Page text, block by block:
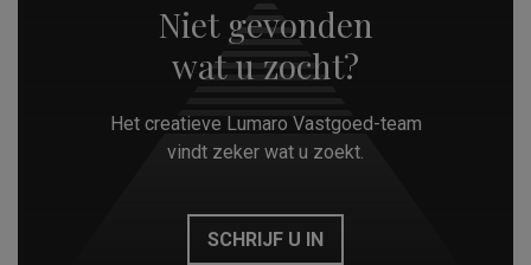
Niet gevonden
wat u zocht?
Het creatieve Lumaro Vastgoed-team
vindt zeker wat u zoekt.
SCHRIJF U IN